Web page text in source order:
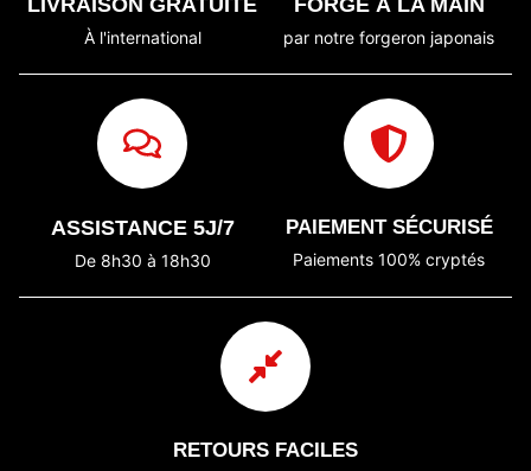
LIVRAISON GRATUITE
À l'international
FORGÉ À LA MAIN
par notre forgeron japonais
ASSISTANCE 5J/7
De 8h30 à 18h30
PAIEMENT SÉCURISÉ
Paiements 100% cryptés
RETOURS FACILES